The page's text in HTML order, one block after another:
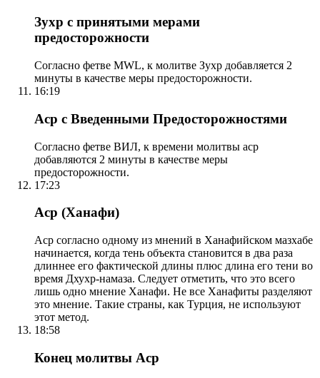
Зухр с принятыми мерами
предосторожности
Согласно фетве MWL, к молитве Зухр добавляется 2
минуты в качестве меры предосторожности.
16:19
Аср с Введенными Предосторожностями
Согласно фетве ВИЛ, к времени молитвы аср
добавляются 2 минуты в качестве меры
предосторожности.
17:23
Аср (Ханафи)
Аср согласно одному из мнений в Ханафийском мазхабе
начинается, когда тень объекта становится в два раза
длиннее его фактической длины плюс длина его тени во
время Дхухр-намаза. Следует отметить, что это всего
лишь одно мнение Ханафи. Не все Ханафиты разделяют
это мнение. Такие страны, как Турция, не используют
этот метод.
18:58
Конец молитвы Аср